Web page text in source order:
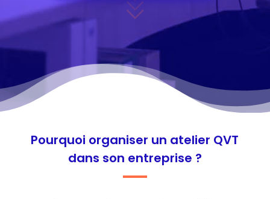
Pourquoi organiser un atelier QVT
dans son entreprise ?